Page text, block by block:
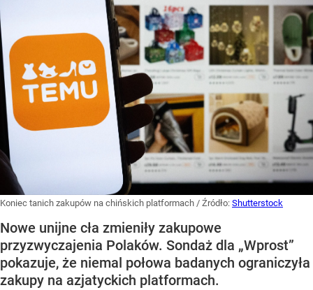
Koniec tanich zakupów na chińskich platformach / Źródło: Shutterstock
Nowe unijne cła zmieniły zakupowe
przyzwyczajenia Polaków. Sondaż dla „Wprost”
pokazuje, że niemal połowa badanych ograniczyła
zakupy na azjatyckich platformach.